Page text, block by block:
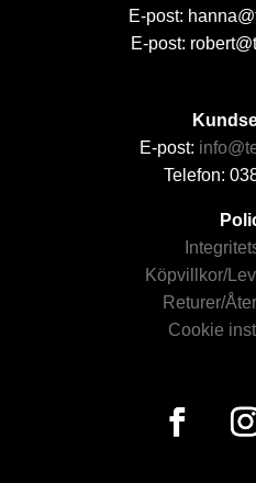
E-post:
E-post:
E-post:
Telefon:
Köpvillkor/
Returer/
Cookie